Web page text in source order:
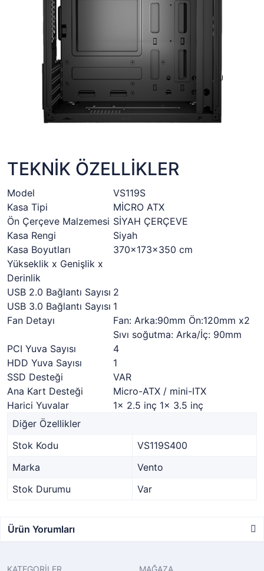
TEKNİK ÖZELLİKLER
Model
VS119S
Kasa Tipi
MİCRO ATX
Ön Çerçeve Malzemesi SİYAH ÇERÇEVE
Kasa Rengi
Siyah
Kasa Boyutları
Yükseklik x Genişlik x
Derinlik
370x173x350 cm
USB 2.0 Bağlantı Sayısı 2
USB 3.0 Bağlantı Sayısı 1
Fan Detayı
Fan: Arka:90mm Ön:120mm x2
Sıvı soğutma: Arka/İç: 90mm
PCI Yuva Sayısı
4
HDD Yuva Sayısı
1
SSD Desteği
VAR
Ana Kart Desteği
Micro-ATX / mini-ITX
Harici Yuvalar
1x 2.5 inç 1x 3.5 inç
Diğer Özellikler
Stok Kodu
VS119S400
Marka
Vento
Stok Durumu
Var
Ürün Yorumları
KATEGORİLER MAĞAZA